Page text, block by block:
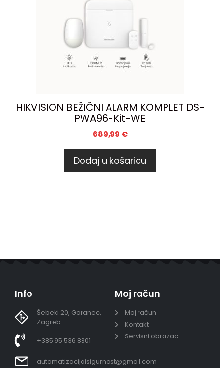
HIKVISION BEŽIČNI ALARM KOMPLET DS-
PWA96-Kit-WE
689,99 €
Dodaj u košaricu
Info
Šebeki 20, Goranec,
Zagreb
+385 95 536 8301
automatizacijaisigurnost@gmail.com
Moj račun
Moj račun
Kontakt
Servisni obrazac